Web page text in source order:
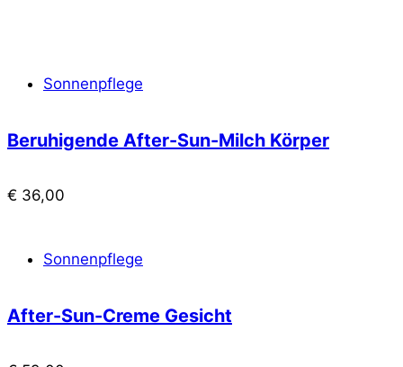
Sonnenpflege
Beruhigende After-Sun-Milch Körper
€ 36,00
Sonnenpflege
After-Sun-Creme Gesicht